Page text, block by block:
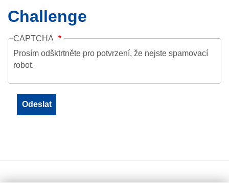
Challenge
CAPTCHA
Prosím odšktrtněte pro potvrzení, že nejste spamovací
robot.